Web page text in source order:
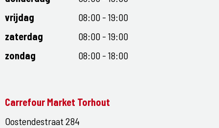
vrijdag
08:00 - 19:00
zaterdag
08:00 - 19:00
zondag
08:00 - 18:00
Carrefour Market Torhout
Oostendestraat 284